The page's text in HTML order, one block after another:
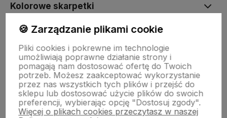
Kolorowe skarpetki
Pomoc
🍪 Zarządzanie plikami cookie
Pliki cookies i pokrewne im technologie
umożliwiają poprawne działanie strony i
pomagają nam dostosować ofertę do Twoich
potrzeb. Możesz zaakceptować wykorzystanie
przez nas wszystkich tych plików i przejść do
sklepu lub dostosować użycie plików do swoich
preferencji, wybierając opcję "Dostosuj zgody".
Więcej o plikach cookies przeczytasz w naszej